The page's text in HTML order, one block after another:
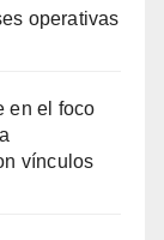
operativas
en el foco
vínculos